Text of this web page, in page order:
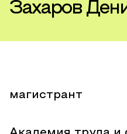
Захаров
магистрант